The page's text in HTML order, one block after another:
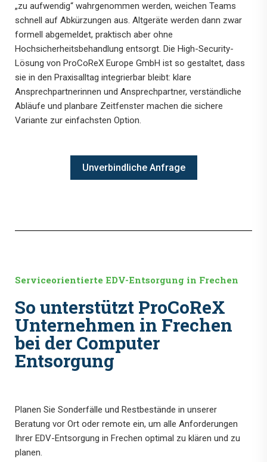
„zu aufwendig“ wahrgenommen werden, weichen Teams
schnell auf Abkürzungen aus. Altgeräte werden dann zwar
formell abgemeldet, praktisch aber ohne
Hochsicherheitsbehandlung entsorgt. Die High-Security-
Lösung von ProCoReX Europe GmbH ist so gestaltet, dass
sie in den Praxisalltag integrierbar bleibt: klare
Ansprechpartnerinnen und Ansprechpartner, verständliche
Abläufe und planbare Zeitfenster machen die sichere
Variante zur einfachsten Option.
Unverbindliche Anfrage
Serviceorientierte EDV-Entsorgung in Frechen
So unterstützt ProCoReX
Unternehmen in Frechen
bei der Computer
Entsorgung
Planen Sie Sonderfälle und Restbestände in unserer
Beratung vor Ort oder remote ein, um alle Anforderungen
Ihrer EDV-Entsorgung in Frechen optimal zu klären und zu
planen.